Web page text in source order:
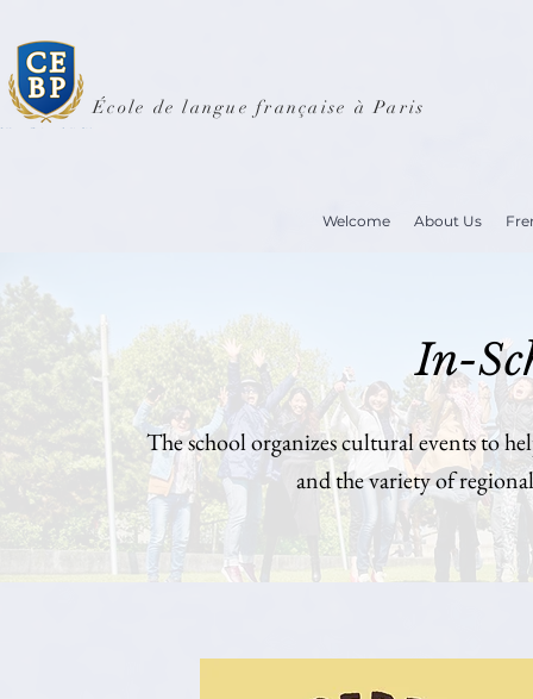
École de langue française à Paris
Welcome About Us
In-
The school organizes cultural events to
and the variety of